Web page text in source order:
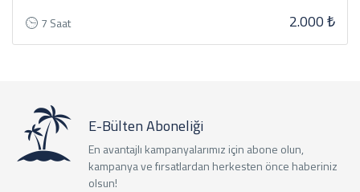
7 Saat 2.000 ₺
E-Bülten Aboneliği
En avantajlı kampanyalarımız için abone olun,
kampanya ve fırsatlardan herkesten önce haberiniz
olsun!